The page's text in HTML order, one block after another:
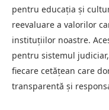
pentru educația și
reevaluare a valorilor
instituțiilor noastre.
pentru sistemul
fiecare cetățean care
transparentă și